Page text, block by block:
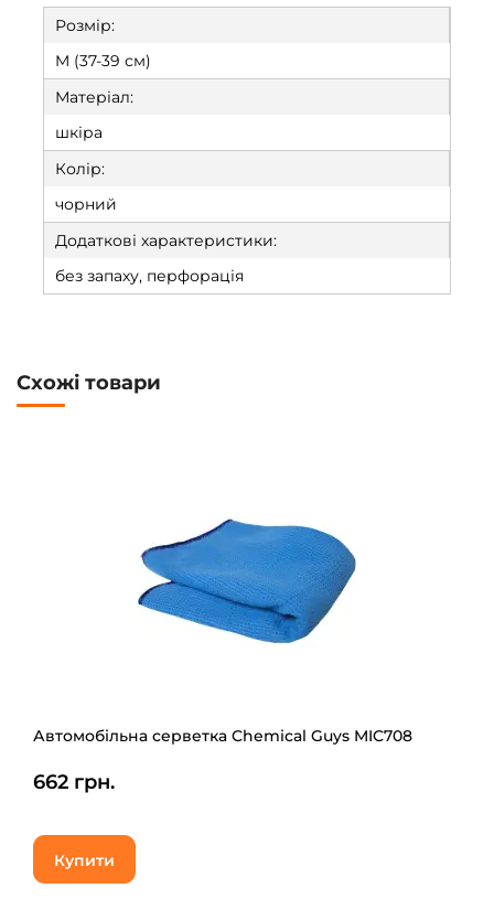
Розмір:
M (37-39 см)
Матеріал:
шкіра
Колір:
чорний
Додаткові характеристики:
без запаху, перфорація
Схожі товари
Автомобільна серветка Chemical Guys MIC708
662 грн.
Купити